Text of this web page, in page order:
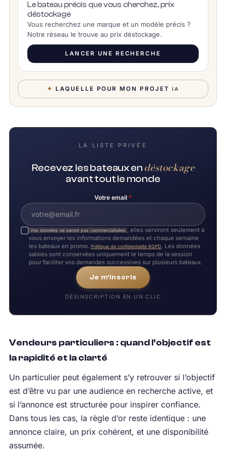
Le bateau précis que vous cherchez, prix
déstockage
Vous recherchez une marque et un modèle précis ?
Notre réseau le trouve au prix déstockage.
LANCER UNE RECHERCHE
✦ LAQUELLE POUR MON PROJET IA
LA LISTE PRIVÉE
Recevez les bateaux en déstockage
avant tout le monde
Votre email *
Vos données ne seront pas commercialisées , elles serviront seulement à
vous envoyer les informations demandées et chaque semaine
les bateaux en promo. Politique de confidentialité RGPD. Les données
saisies sont conservées uniquement le temps de la session
pour faciliter vos demandes successives sur plusieurs bateaux.
Je m'inscris
DÉSINSCRIPTION EN UN CLIC
Vendeurs particuliers : quand l’objectif est
la rapidité et la clarté
Un particulier peut également s’y retrouver si l’objectif
est d’être vu par une audience en recherche active, et
si l’annonce est structurée pour inspirer confiance.
Dans tous les cas, la règle d’or reste identique : une
annonce claire, un prix cohérent, et une disponibilité
assumée.